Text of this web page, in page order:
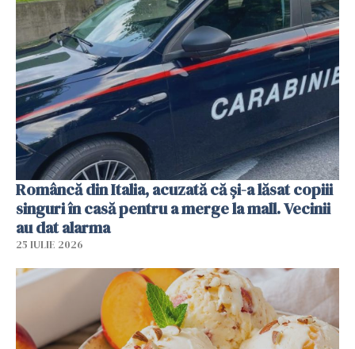
Româncă din Italia, acuzată că și-a lăsat copiii
singuri în casă pentru a merge la mall. Vecinii
au dat alarma
25 IULIE 2026